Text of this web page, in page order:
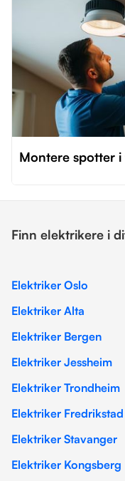
Montere spotter
Finn elektrikere i
Elektriker Oslo
Elektriker Alta
Elektriker Bergen
Elektriker Jessheim
Elektriker Trondheim
Elektriker Fredrikstad
Elektriker Stavanger
Elektriker Kongsberg